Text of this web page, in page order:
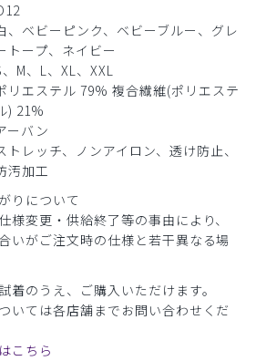
、ベビーピンク、ベビーブルー、グレ
トープ、ネイビー
、M、L、XL、XXL
リエステル 79% 複合繊維(ポリエステ
) 21%
ーバン
トレッチ、ノンアイロン、透け防止、
汚加工
りについて
様変更・供給終了等の事由により、
いがご注文時の仕様と若干異なる場
着のうえ、ご購入いただけます。
いては各店舗までお問い合わせくだ
こちら